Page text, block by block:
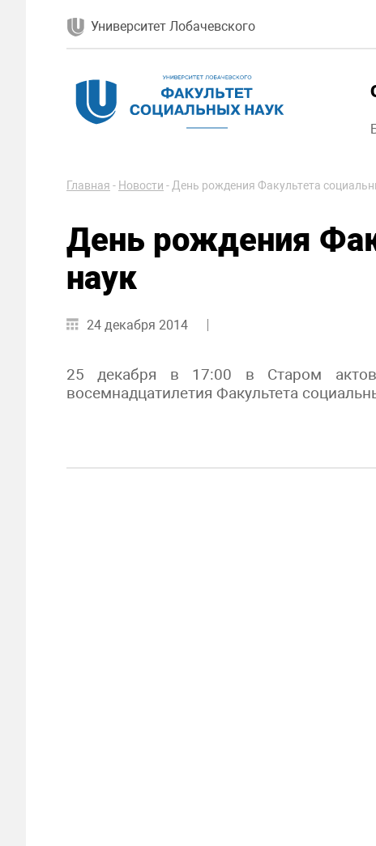
Университет Лобачевского
Главная - Новости -День рождения Факультета
День рождения
наук
24 декабря 2014
25 декабря в 17:00 в Старом
восемнадцатилетия Факультета